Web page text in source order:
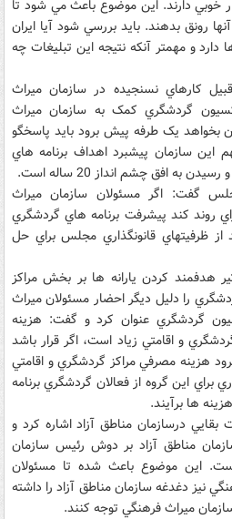
خوبي دارند. اين موضوع باعث مي شود تا
رونق بدهند. بايد بررسي شود آيا ايران
دارد و مهمتر آنکه نتيجه اين تبليغات چه
کارهاي نسنجيده در سازمان ميراث
گردشگري کمک به سازمان ميراث
بخواهد يک طرفه پيش برود بايد پاسخگو
اين سازمان پيشبرد اهداف برنامه هاي
به افق چشم انداز 20 ساله است.
گفت: اگر مسئولان سازمان ميراث
روند کند پيشرفت برنامه هاي گردشگري
از ظرفيتهاي قانونگذاري مجلس براي حل
هدفمند کردن يارانه ها بر بخش مراکز
را دليل ديگر احضار مسئولان ميراث
گردشگري عنوان کرد و گفت: هزينه
و اقامتي زياد است، اگر قرار باشد
هزينه مصرفي مراکز گردشگري و اقامتي
براي اين گروه از فعالان گردشگري برنامه
ها برآيند.
درسازمان مناطق آزاد اشاره کرد و
مناطق آزاد بر دوش رئيس سازمان
اين موضوع باعث شده تا مسئولان
نيز دغدغه سازمان مناطق آزاد را داشته
ميراث فرهنگي توجه کنند.